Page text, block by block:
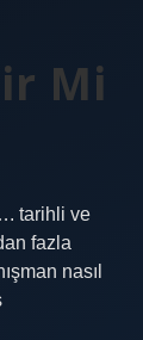
Mi
tarihli ve
fazla
nasıl